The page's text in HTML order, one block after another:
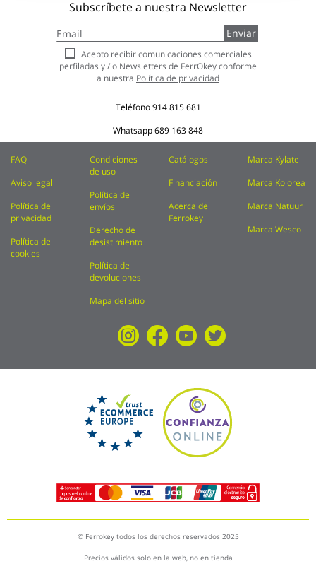
Subscríbete a nuestra Newsletter
a
nuestro
boletín
de
Enviar
Acepto recibir comunicaciones comerciales
perfiladas y / o Newsletters de FerrOkey conforme
a nuestra Política de privacidad
Teléfono914 815 681
Whatsapp689 163 848
FAQ
Aviso legal
Política de
privacidad
Política de
cookies
Condiciones
de uso
Política de
envíos
Derecho de
desistimiento
Política de
devoluciones
Mapa del sitio
Catálogos
Financiación
Acerca de
Ferrokey
Marca Kylate
Marca Kolorea
Marca Natuur
Marca Wesco
© Ferrokey todos los derechos reservados 2025
Precios válidos solo en la web, no en tienda